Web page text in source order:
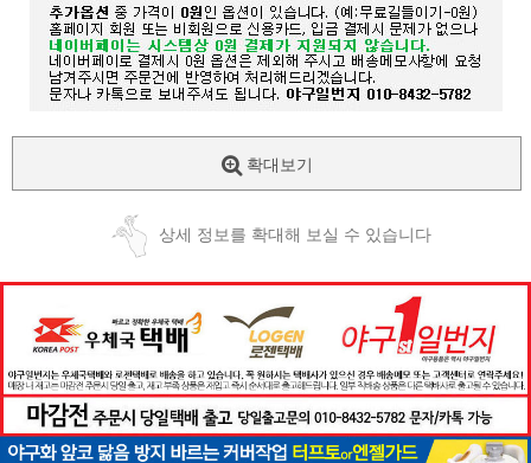
확대보기
상세 정보를 확대해 보실 수 있습니다